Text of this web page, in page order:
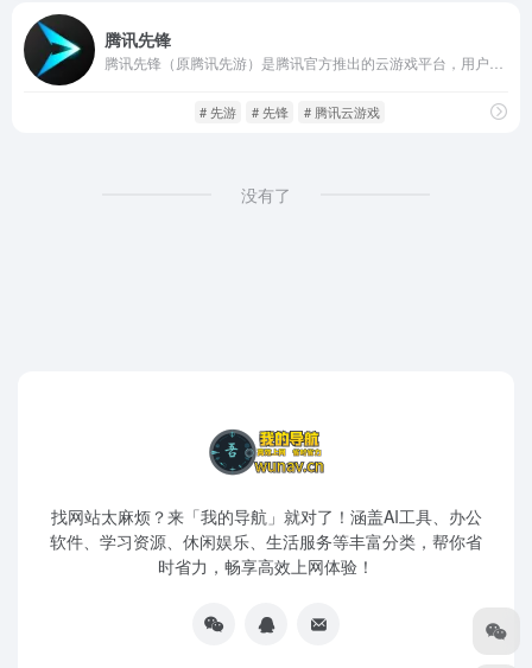
腾讯先锋
# 先游 # 先锋 # 腾讯云游戏
没有了
找网站太麻烦？来「我的导航」就对了！涵盖AI工具、办公
软件、学习资源、休闲娱乐、生活服务等丰富分类，帮你省
时省力，畅享高效上网体验！